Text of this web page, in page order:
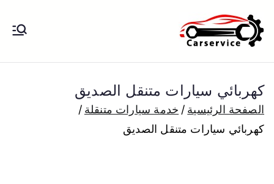
إلى
المحتوى
الكويت
بنشر متنقل الكويت كهرباء وبنشر تبديل
بارخص الاسعار
كهربائي سيارات متنقل الصديق
الصفحة الرئيسية
خدمة سيارات متنقلة
كهربائي سيارات متنقل الصديق